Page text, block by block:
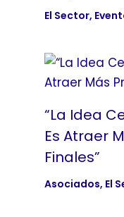
El Sector,
“La Idea
Es Atraer
Finales”
Asociados, El